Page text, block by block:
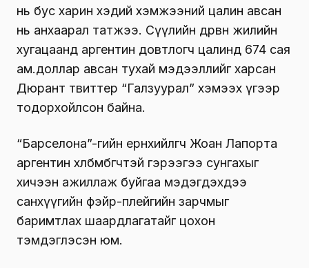
нь бус харин хэдий хэмжээний цалин авсан
нь анхаарал татжээ. Сүүлийн дөрвөн жилийн
хугацаанд аргентин довтлогч цалинд 674 сая
ам.доллар авсан тухай мэдээллийг харсан
Дюрант твиттер “Галзуурал” хэмээх үгээр
тодорхойлсон байна.
“Барселона”-гийн ерөнхийлөгч Жоан Лапорта
аргентин хөлбөмбөгчтэй гэрээгээ сунгахыг
хичээн ажиллаж буйгаа мэдэгдэхдээ
санхүүгийн фэйр-плейгийн зарчмыг
баримтлах шаардлагатайг цохон
тэмдэглэсэн юм.